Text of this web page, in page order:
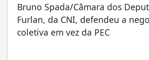
Bruno Spada/Câmara dos
Furlan, da CNI, defendeu a
coletiva em vez da PEC